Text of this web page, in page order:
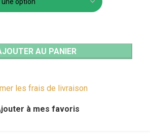
AU PANIER
les frais de livraison
à mes favoris